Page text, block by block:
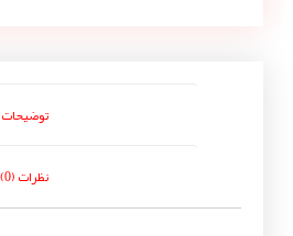
توضیحات
نظرات (0)